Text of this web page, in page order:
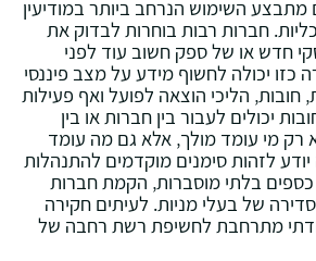
השימוש הנרחב ביותר במודיעין
חברות רבות בוחרות לבדוק את
חדש או של ספק חשוב עוד לפני
יכולה לחשוף מידע על מצב פיננסי
חובות‚ הליכי הוצאה לפועל ואף פעילות
יכולים לעבור בין חברות או בין
רק מי עומד מולך‚ אלא גם מה עומד
יודע לזהות סימנים מוקדמים להתנהלות
בלתי מוסברות‚ הקמת חברות
של בעלי מניות. לעיתים חקירה
מתרחבת לחשיפת רשת רחבה של